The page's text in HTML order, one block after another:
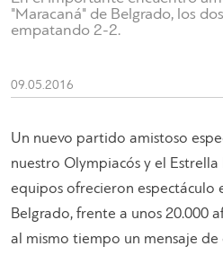
"Maracaná" de Belgrado, los
empatando 2-2.
09.05.2016
Un nuevo partido amistoso
nuestro Olympiacós y el Estrella
equipos ofrecieron espectáculo
Belgrado, frente a unos 20.000
al mismo tiempo un mensaje de